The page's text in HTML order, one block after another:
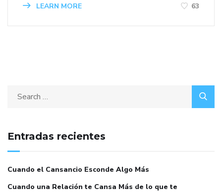
LEARN MORE 63
Entradas recientes
Cuando el Cansancio Esconde Algo Más
Cuando una Relación te Cansa Más de lo que te